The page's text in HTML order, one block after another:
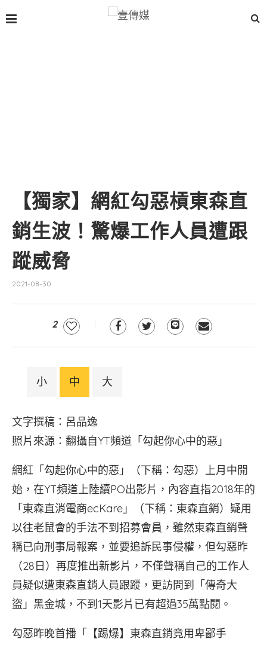
【獨家】網紅勾惡槓東森直
銷生波！驚爆工作人員遭跟
蹤威脅
2021-08-30
2
小 中 大
文字撰稿：呂品逸
照片來源：翻攝自YT頻道「勾起你心中的惡」
網紅「勾起你心中的惡」（下稱：勾惡）上月中開
始，在YT頻道上陸續PO出影片，內容直指2018年的
「東森直消電商ecKare」（下稱：東森直銷）疑用
以往老鼠會的手法不到招募會員，雖然東森直銷聲
稱已向刑事局報案，並要追訴民事侵權，但勾惡昨
（28日）再度推出新影片，不僅聲稱自己的工作人
員疑似遭東森直銷人員跟蹤，更訪問到「傳奇大
盜」黑金城，不到1天影片已有超過35萬點閱。
勾惡昨晚首播「【踢爆】東森直銷竟用卑鄙手